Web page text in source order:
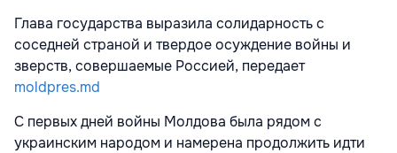
Глава государства выразила солидарность с
соседней страной и твердое осуждение войны и
зверств, совершаемые Россией, передает
moldpres.md
С первых дней войны Молдова была рядом с
украинским народом и намерена продолжить идти